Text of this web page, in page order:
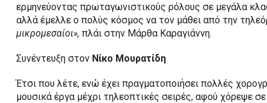
ερμηνεύοντας πρωταγωνιστικούς ρόλους σε μεγάλα
αλλά έμελλε ο πολύς κόσμος να τον μάθει από την
μικρομεσαίοι», πλάι στην Μάρθα Καραγιάννη.
Συνέντευξη στον Νίκο Μουρατίδη
Έτσι που λέτε, ενώ έχει πραγματοποιήσει πολλές
μουσικά έργα μέχρι τηλεοπτικές σειρές, αφού χόρεψε